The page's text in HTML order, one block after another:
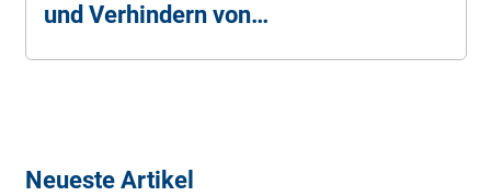
und Verhindern von
Neueste Artikel